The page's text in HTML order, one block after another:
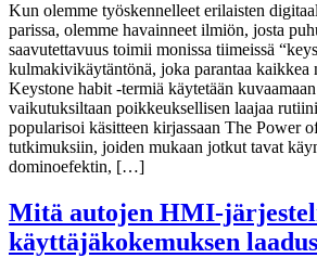
Kun olemme työskennelleet erilaisten
parissa, olemme havainneet ilmiön, josta
saavutettavuus toimii monissa tiimeissä
kulmakivikäytäntönä, joka parantaa kaikkea
Keystone habit ‑termiä käytetään
vaikutuksiltaan poikkeuksellisen laajaa
popularisoi käsitteen kirjassaan The Power
tutkimuksiin, joiden mukaan jotkut tavat
dominoefektin, […]
Mitä autojen
käyttäjäkokemuksen